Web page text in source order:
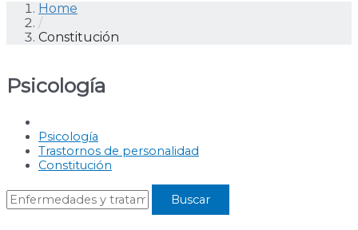
Home
/
Constitución
Psicología
Psicología
Trastornos de personalidad
Constitución